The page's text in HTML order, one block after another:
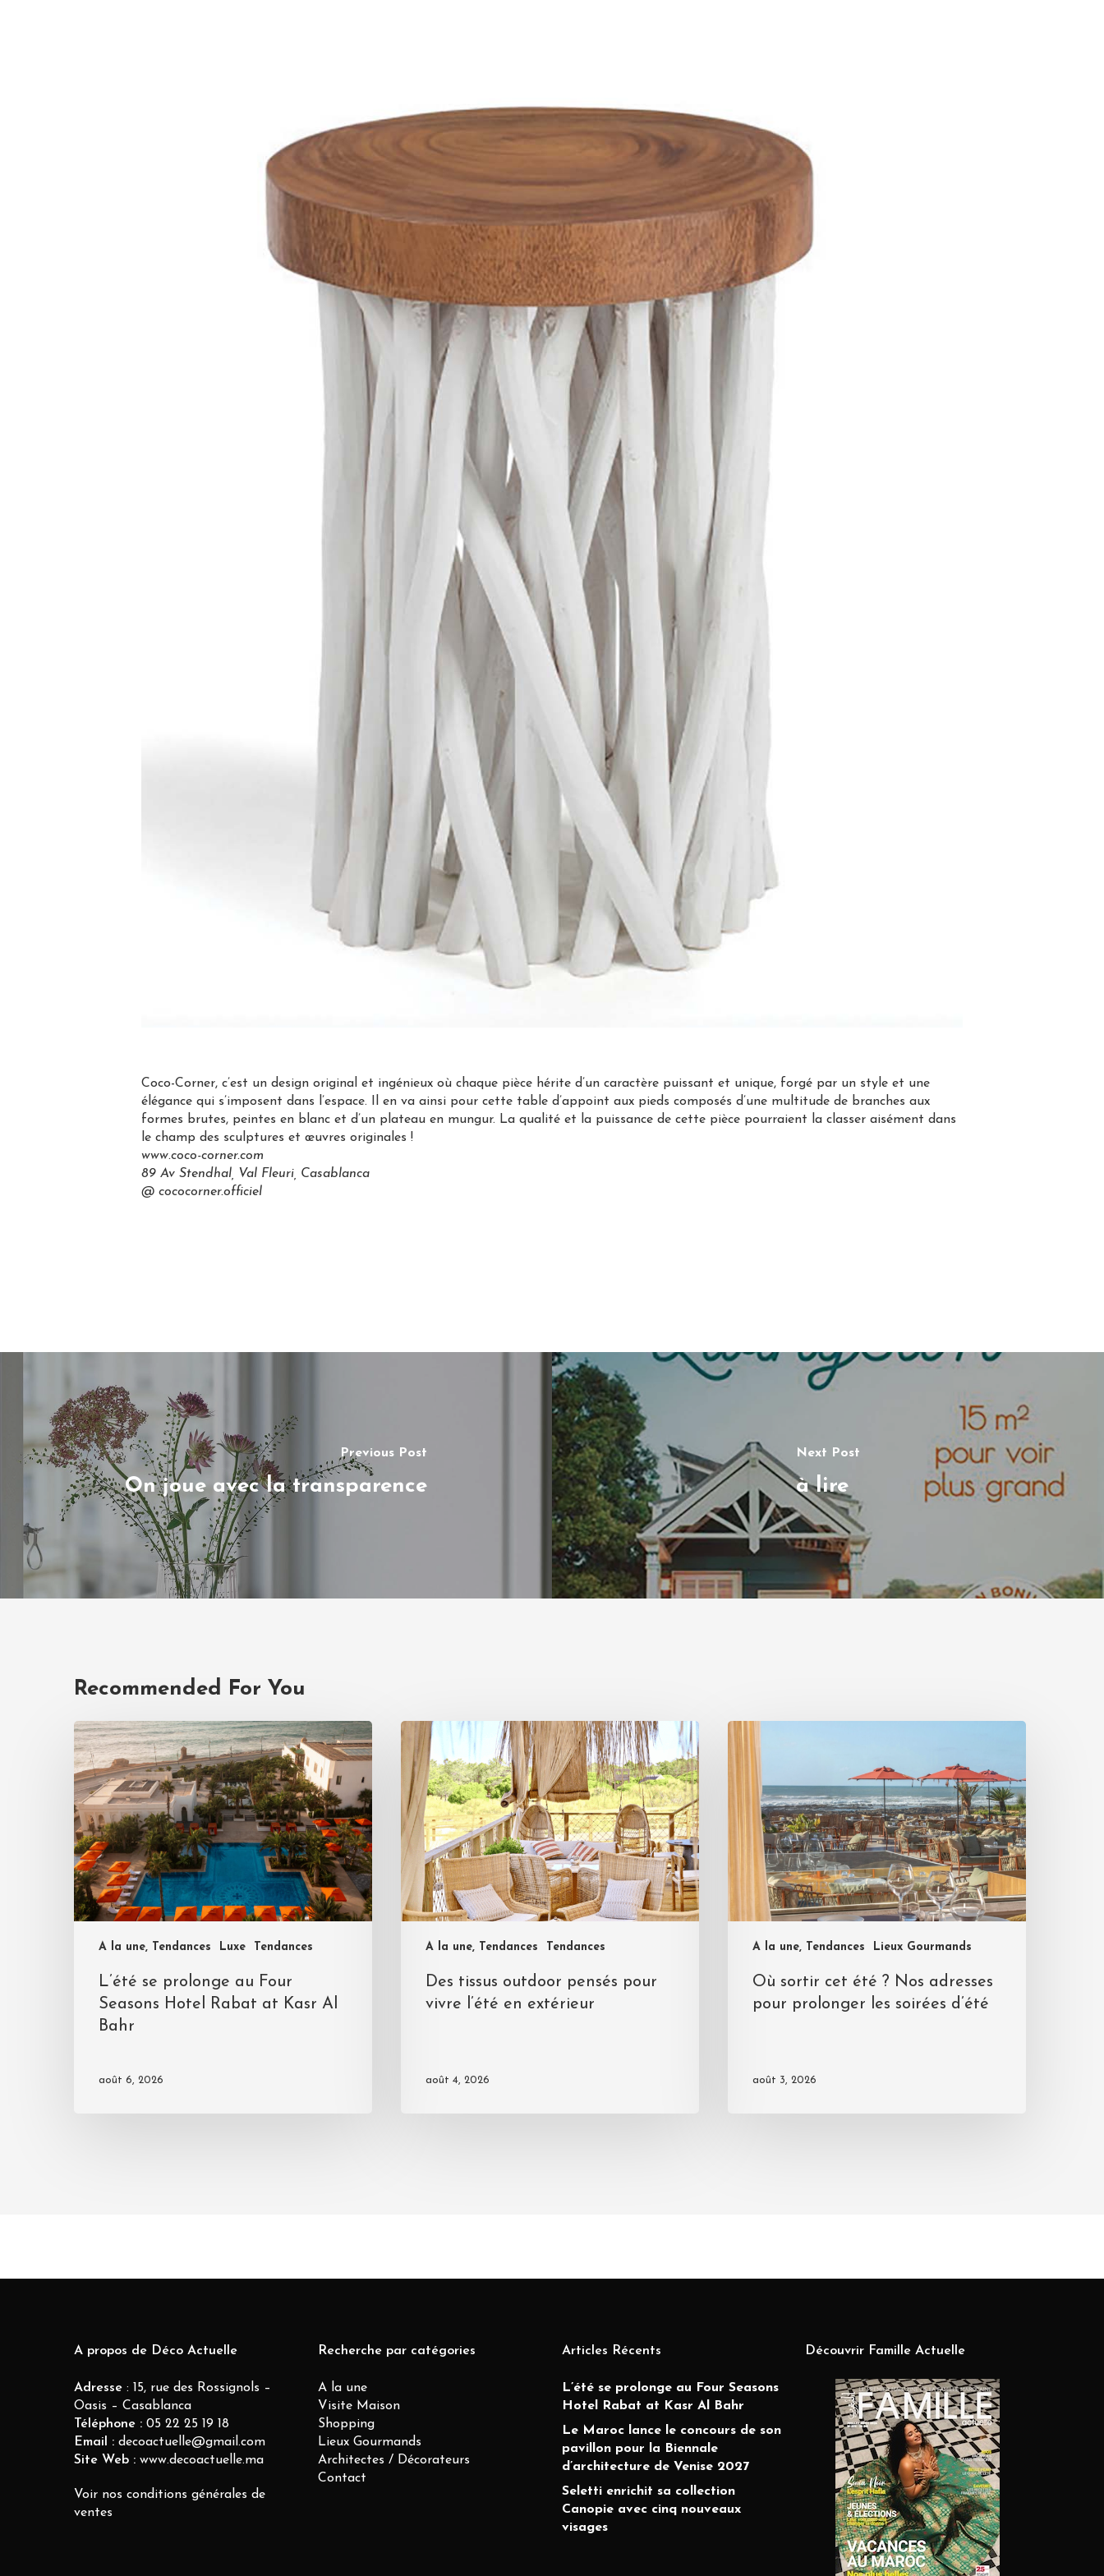
Coco-Corner, c’est un design original et ingénieux où chaque pièce hérite d’un caractère puissant et unique, forgé par un style et une
élégance qui s’imposent dans l’espace. Il en va ainsi pour cette table d’appoint aux pieds composés d’une multitude de branches aux
formes brutes, peintes en blanc et d’un plateau en mungur. La qualité et la puissance de cette pièce pourraient la classer aisément dans
le champ des sculptures et œuvres originales !
www.coco-corner.com
89 Av Stendhal, Val Fleuri, Casablanca
@ cococorner.officiel
Previous Post
On joue avec la transparence
Next Post
à lire
Recommended For You
A la une, Tendances Luxe Tendances
L’été se prolonge au Four
Seasons Hotel Rabat at Kasr Al
Bahr
août 6, 2026
A la une, Tendances Tendances
Des tissus outdoor pensés pour
vivre l’été en extérieur
août 4, 2026
A la une, Tendances Lieux Gourmands
Où sortir cet été ? Nos adresses
pour prolonger les soirées d’été
août 3, 2026
A propos de Déco Actuelle
Adresse : 15, rue des Rossignols –
Oasis – Casablanca
Téléphone : 05 22 25 19 18
Email : decoactuelle@gmail.com
Site Web : www.decoactuelle.ma
Voir nos conditions générales de
ventes
Recherche par catégories
A la une
Visite Maison
Shopping
Lieux Gourmands
Architectes / Décorateurs
Contact
Articles Récents
L’été se prolonge au Four Seasons
Hotel Rabat at Kasr Al Bahr
Le Maroc lance le concours de son
pavillon pour la Biennale
d’architecture de Venise 2027
Seletti enrichit sa collection
Canopie avec cinq nouveaux
visages
Découvrir Famille Actuelle